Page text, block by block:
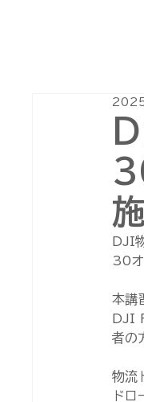
DJI
30オ
本講
DJI
者の
物流
ドロ